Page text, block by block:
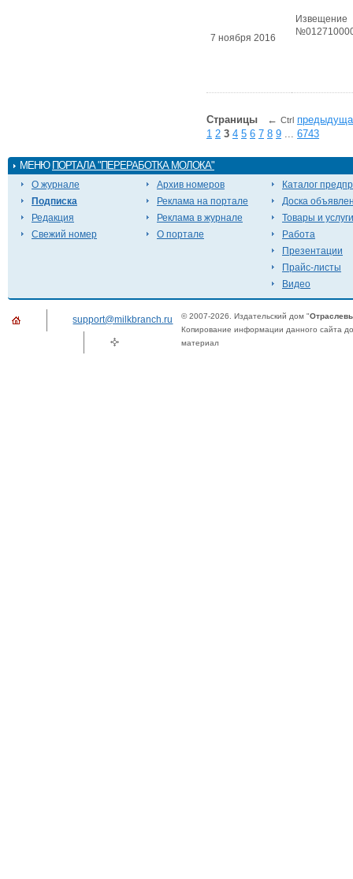
7 ноября 2016
Извещение
Страницы ← Ctrl
1 2 3 4 5 6 7 8 9 ... 6743
МЕНЮ ПОРТАЛА "ПЕРЕРАБОТКА МОЛОКА"
О журнале
Подписка
Редакция
Свежий номер
Архив номеров
Реклама на портале
Реклама в журнале
О портале
Каталог
Доска
Товары и услуги
Работа
Презентации
Прайс-листы
Видео
support@milkbranch.ru © 2007-2026. Издательский дом "
Копирование информации данного сайта
материал